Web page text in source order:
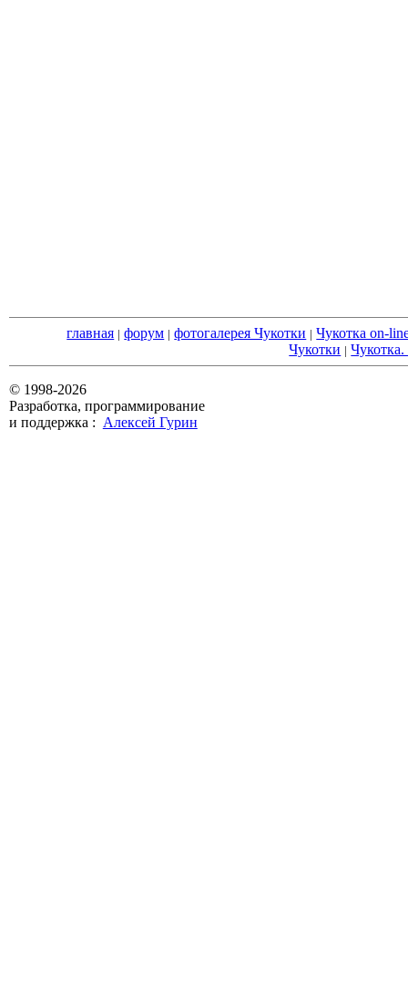
главная | форум | фотогалерея Чукотки | Чукотка on-
Чукотки | Чукотка.
© 1998-2026
Разработка, программирование
и поддержка : Алексей Гурин